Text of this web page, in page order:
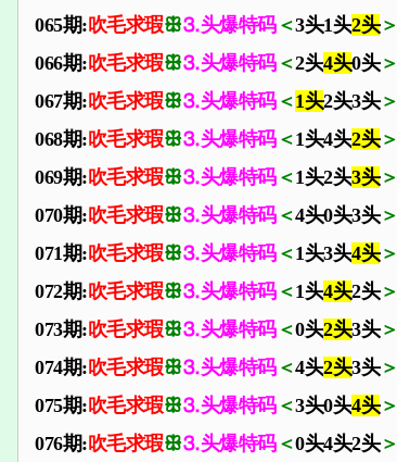
065期:吹毛求瑕ꕥ⒊头爆特码＜3头1头2头＞
066期:吹毛求瑕ꕥ⒊头爆特码＜2头4头0头＞
067期:吹毛求瑕ꕥ⒊头爆特码＜1头2头3头＞
068期:吹毛求瑕ꕥ⒊头爆特码＜1头4头2头＞
069期:吹毛求瑕ꕥ⒊头爆特码＜1头2头3头＞
070期:吹毛求瑕ꕥ⒊头爆特码＜4头0头3头＞
071期:吹毛求瑕ꕥ⒊头爆特码＜1头3头4头＞
072期:吹毛求瑕ꕥ⒊头爆特码＜1头4头2头＞
073期:吹毛求瑕ꕥ⒊头爆特码＜0头2头3头＞
074期:吹毛求瑕ꕥ⒊头爆特码＜4头2头3头＞
075期:吹毛求瑕ꕥ⒊头爆特码＜3头0头4头＞
076期:吹毛求瑕ꕥ⒊头爆特码＜0头4头2头＞